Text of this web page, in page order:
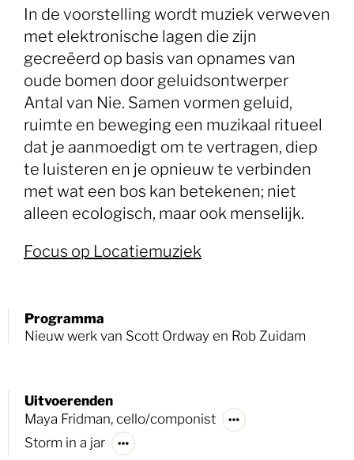
In de voorstelling wordt muziek verweven
met elektronische lagen die zijn
gecreëerd op basis van opnames van
oude bomen door geluidsontwerper
Antal van Nie. Samen vormen geluid,
ruimte en beweging een muzikaal ritueel
dat je aanmoedigt om te vertragen, diep
te luisteren en je opnieuw te verbinden
met wat een bos kan betekenen; niet
alleen ecologisch, maar ook menselijk.
Focus op Locatiemuziek
Programma
Nieuw werk van Scott Ordway en Rob Zuidam
Uitvoerenden
Maya Fridman, cello/componist
Storm in a jar